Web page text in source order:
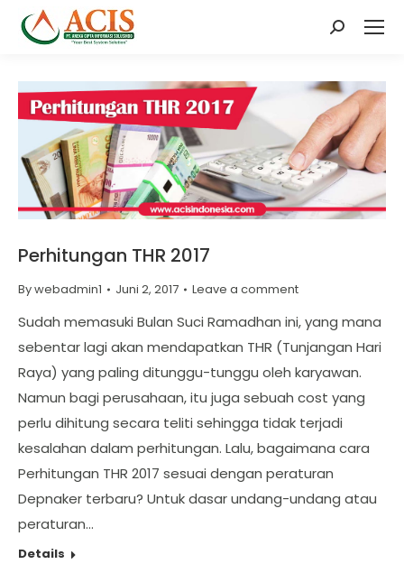
Search:
Perhitungan THR 2017
Bywebadmin1 Juni 2, 2017 Leave a comment
Sudah memasuki Bulan Suci Ramadhan ini, yang mana
sebentar lagi akan mendapatkan THR (Tunjangan Hari
Raya) yang paling ditunggu-tunggu oleh karyawan.
Namun bagi perusahaan, itu juga sebuah cost yang
perlu dihitung secara teliti sehingga tidak terjadi
kesalahan dalam perhitungan. Lalu, bagaimana cara
Perhitungan THR 2017 sesuai dengan peraturan
Depnaker terbaru? Untuk dasar undang-undang atau
peraturan…
Details